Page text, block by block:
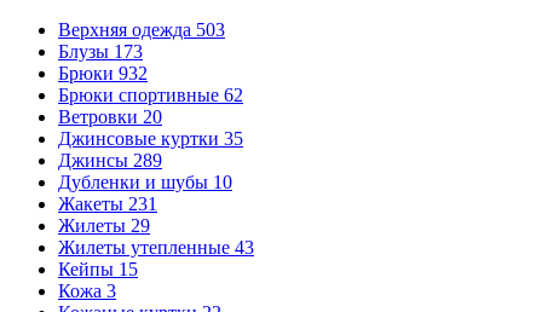
Верхняя одежда 503
Блузы 173
Брюки 932
Брюки спортивные 62
Ветровки 20
Джинсовые куртки 35
Джинсы 289
Дубленки и шубы 10
Жакеты 231
Жилеты 29
Жилеты утепленные 43
Кейпы 15
Кожа 3